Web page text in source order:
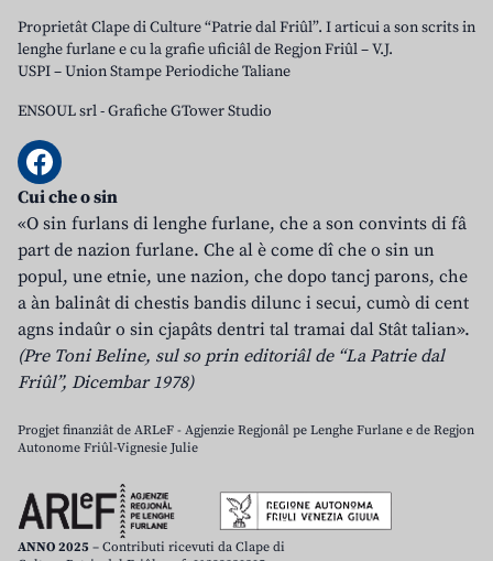
Proprietât Clape di Culture “Patrie dal Friûl”. I articui a son scrits in
lenghe furlane e cu la grafie uficiâl de Regjon Friûl – V.J.
USPI – Union Stampe Periodiche Taliane
ENSOUL srl-Grafiche GTower Studio
Cui che o sin
«O sin furlans di lenghe furlane, che a son convints di fâ
part de nazion furlane. Che al è come dî che o sin un
popul, une etnie, une nazion, che dopo tancj parons, che
a àn balinât di chestis bandis dilunc i secui, cumò di cent
agns indaûr o sin cjapâts dentri tal tramai dal Stât talian».
(Pre Toni Beline, sul so prin editoriâl de “La Patrie dal
Friûl”, Dicembar 1978)
Progjet finanziât de ARLeF - Agjenzie Regjonâl pe Lenghe Furlane e de Regjon
Autonome Friûl-Vignesie Julie
ANNO 2025 – Contributi ricevuti da Clape di